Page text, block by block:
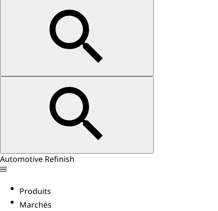
Automotive Refinish
Produits
Marchés